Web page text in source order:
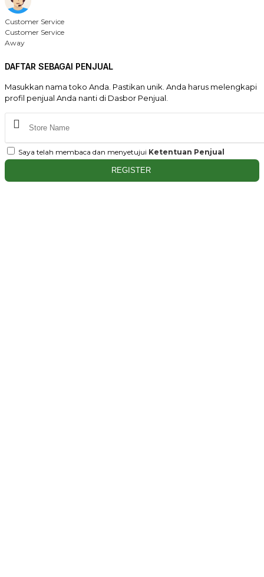
Customer Service
Customer Service
Away
DAFTAR SEBAGAI PENJUAL
Masukkan nama toko Anda. Pastikan unik. Anda harus melengkapi
profil penjual Anda nanti di Dasbor Penjual.
Saya telah membaca dan menyetujui Ketentuan Penjual
REGISTER